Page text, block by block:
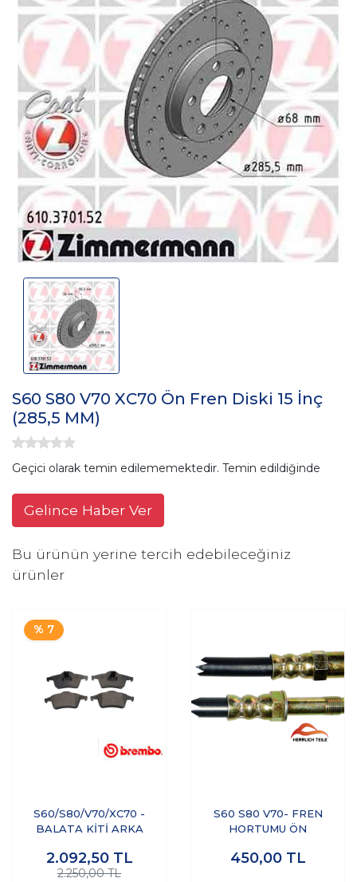
S60 S80 V70 XC70 Ön Fren Diski 15 İnç
(285,5 MM)
Geçici olarak temin edilememektedir. Temin edildiğinde
Gelince Haber Ver
Bu ürünün yerine tercih edebileceğiniz
ürünler
% 7
S60/S80/V70/XC70 -
BALATA KİTİ ARKA
2.092,50 TL
2.250,00 TL
S60 S80 V70- FREN
HORTUMU ÖN
450,00 TL